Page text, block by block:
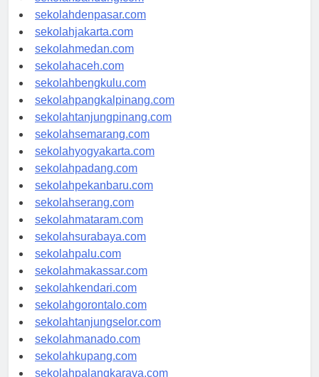
sekolahbandung.com
sekolahdenpasar.com
sekolahjakarta.com
sekolahmedan.com
sekolahaceh.com
sekolahbengkulu.com
sekolahpangkalpinang.com
sekolahtanjungpinang.com
sekolahsemarang.com
sekolahyogyakarta.com
sekolahpadang.com
sekolahpekanbaru.com
sekolahserang.com
sekolahmataram.com
sekolahsurabaya.com
sekolahpalu.com
sekolahmakassar.com
sekolahkendari.com
sekolahgorontalo.com
sekolahtanjungselor.com
sekolahmanado.com
sekolahkupang.com